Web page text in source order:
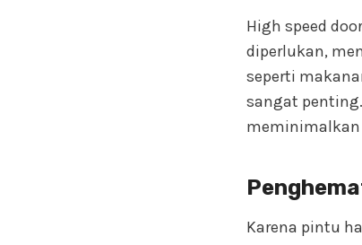
High speed
diperlukan,
seperti
sangat
Karena pintu